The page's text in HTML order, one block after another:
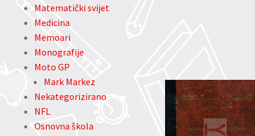
Matematički svijet
Medicina
Memoari
Monografije
Moto GP
Mark Markez
Nekategorizirano
NFL
Osnovna škola